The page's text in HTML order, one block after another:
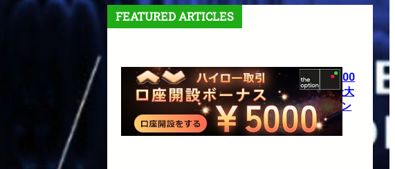
FEATURED ARTICLES
【theoption】口座開設で5,000
円！さらに仮想通貨入金で最大
10%還元の超豪華キャンペーン
1月 27, 2026